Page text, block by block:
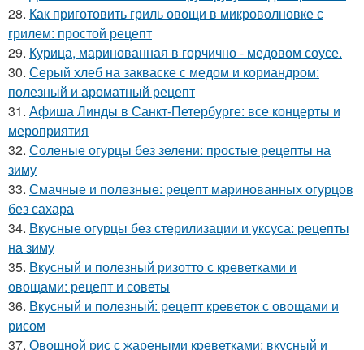
28. Как приготовить гриль овощи в микроволновке с
грилем: простой рецепт
29. Курица, маринованная в горчично - медовом соусе.
30. Серый хлеб на закваске с медом и кориандром:
полезный и ароматный рецепт
31. Афиша Линды в Санкт-Петербурге: все концерты и
мероприятия
32. Соленые огурцы без зелени: простые рецепты на
зиму
33. Смачные и полезные: рецепт маринованных огурцов
без сахара
34. Вкусные огурцы без стерилизации и уксуса: рецепты
на зиму
35. Вкусный и полезный ризотто с креветками и
овощами: рецепт и советы
36. Вкусный и полезный: рецепт креветок с овощами и
рисом
37. Овощной рис с жареными креветками: вкусный и